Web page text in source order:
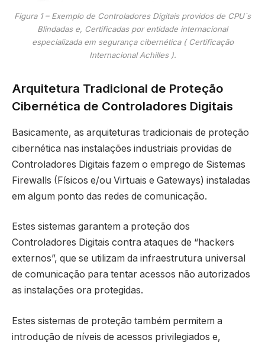
Figura 1 – Exemplo de Controladores Digitais providos de CPU´s
Blindadas e, Certificadas por entidade internacional
especializada em segurança cibernética ( Certificação
Internacional Achilles ).
Arquitetura Tradicional de Proteção
Cibernética de Controladores Digitais
Basicamente, as arquiteturas tradicionais de proteção
cibernética nas instalações industriais providas de
Controladores Digitais fazem o emprego de Sistemas
Firewalls (Físicos e/ou Virtuais e Gateways) instaladas
em algum ponto das redes de comunicação.
Estes sistemas garantem a proteção dos
Controladores Digitais contra ataques de “hackers
externos”, que se utilizam da infraestrutura universal
de comunicação para tentar acessos não autorizados
as instalações ora protegidas.
Estes sistemas de proteção também permitem a
introdução de níveis de acessos privilegiados e,